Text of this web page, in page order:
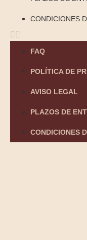
CONDICIONES
FAQ
POLÍTICA DE
AVISO LEGAL
PLAZOS DE
CONDICIONES